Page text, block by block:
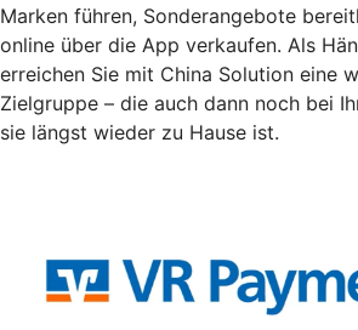
Marken führen, Sonderangebote
online über die App verkaufen. Als
erreichen Sie mit China Solution eine
Zielgruppe – die auch dann noch bei
sie längst wieder zu Hause ist.